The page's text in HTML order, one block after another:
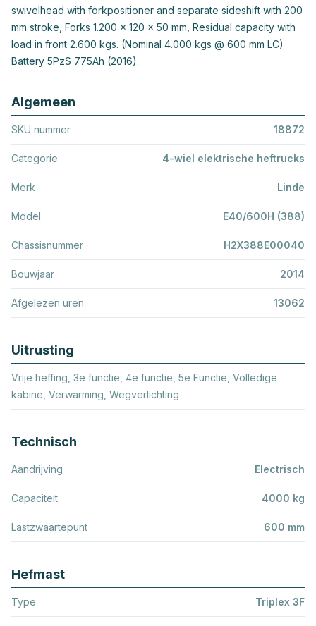
swivelhead with forkpositioner and separate sideshift with 200
mm stroke, Forks 1.200 x 120 x 50 mm, Residual capacity with
load in front 2.600 kgs. (Nominal 4.000 kgs @ 600 mm LC)
Battery 5PzS 775Ah (2016).
Algemeen
SKU nummer 18872
Categorie 4-wiel elektrische heftrucks
Merk Linde
Model E40/600H (388)
Chassisnummer H2X388E00040
Bouwjaar 2014
Afgelezen uren 13062
Uitrusting
Vrije heffing, 3e functie, 4e functie, 5e Functie, Volledige
kabine, Verwarming, Wegverlichting
Technisch
Aandrijving Electrisch
Capaciteit 4000 kg
Lastzwaartepunt 600 mm
Hefmast
Type Triplex 3F